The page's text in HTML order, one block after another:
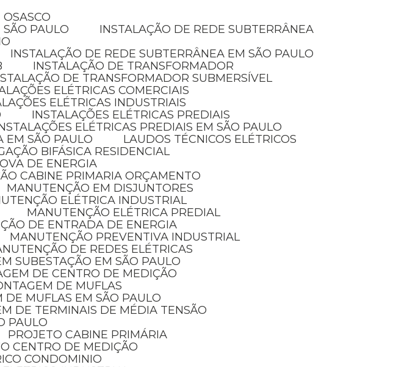
PAULO
INSTALAÇÃO DE REDE SUBTERRÂNEA
INSTALAÇÃO DE REDE SUBTERRÂNEA EM SÃO PAULO
INSTALAÇÃO DE TRANSFORMADOR
DE TRANSFORMADOR SUBMERSÍVEL
ELÉTRICAS COMERCIAIS
ELÉTRICAS INDUSTRIAIS
INSTALAÇÕES ELÉTRICAS PREDIAIS
ELÉTRICAS PREDIAIS EM SÃO PAULO
EM SÃO PAULO
LAUDOS TÉCNICOS ELÉTRICOS
BIFÁSICA RESIDENCIAL
DE ENERGIA
CABINE PRIMARIA ORÇAMENTO
MANUTENÇÃO EM DISJUNTORES
ELÉTRICA INDUSTRIAL
MANUTENÇÃO ELÉTRICA PREDIAL
DE ENTRADA DE ENERGIA
MANUTENÇÃO PREVENTIVA INDUSTRIAL
DE REDES ELÉTRICAS
SUBESTAÇÃO EM SÃO PAULO
DE CENTRO DE MEDIÇÃO
DE MUFLAS
DE MUFLAS EM SÃO PAULO
DE TERMINAIS DE MÉDIA TENSÃO
PAULO
PROJETO CABINE PRIMÁRIA
CENTRO DE MEDIÇÃO
CONDOMINIO